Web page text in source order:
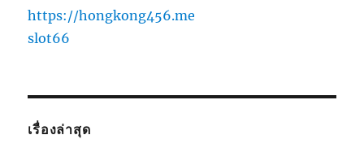
https://hongkong456.me
slot66
เรื่องล่าสุด